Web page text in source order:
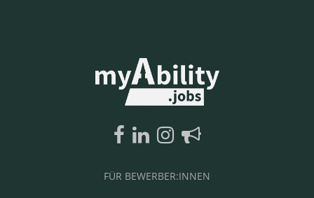
FÜR BEWERBER:INNEN